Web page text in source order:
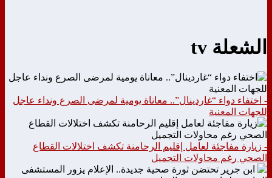
الشعلة tv
- اختفاء دواء “غاردينال”.. معاناة يومية لمرضى الصرع ونداء عاجل
للجهات المعنية
- زيارة مفاجئة لعامل إقليم الرحامنة تكشف اختلالات القطاع
الصحي رغم محاولات التجميل